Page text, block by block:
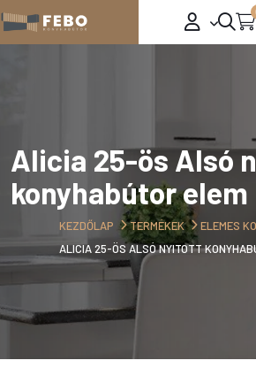
Alicia 25-ös Alsó
konyhabútor elem
KEZDŐLAP TERMÉKEK
ELEMES
ALICIA 25-ÖS ALSÓ NYITOTT